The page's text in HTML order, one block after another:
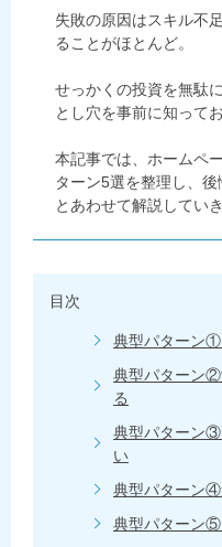
失敗の原因はスキル不
ることがほとんど。
せっかくの投資を無駄
とし穴を事前に知って
本記事では、ホームペ
ターン5選を整理し、
とあわせて解説していき
目次
典型パターン①
典型パターン②
る
典型パターン③
い
典型パターン④
典型パターン⑤